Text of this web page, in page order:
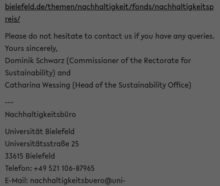
bielefeld.de/themen/nachhaltigkeit/fonds/nachhaltigkeitsp
reis/
Please do not hesitate to contact us if you have any queries.
Yours sincerely,
Dominik Schwarz (Commissioner of the Rectorate for
Sustainability) and
Catharina Wessing (Head of the Sustainability Office)
---
Nachhaltigkeitsbüro
Universität Bielefeld
Universitätsstraße 25
33615 Bielefeld
Telefon: +49 521 106-87965
E-Mail: nachhaltigkeitsbuero@uni-